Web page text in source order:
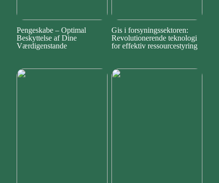
Pengeskabe – Optimal
Beskyttelse af Dine
Værdigenstande
Gis i forsyningssektoren:
Revolutionerende teknologi
for effektiv ressourcestyring